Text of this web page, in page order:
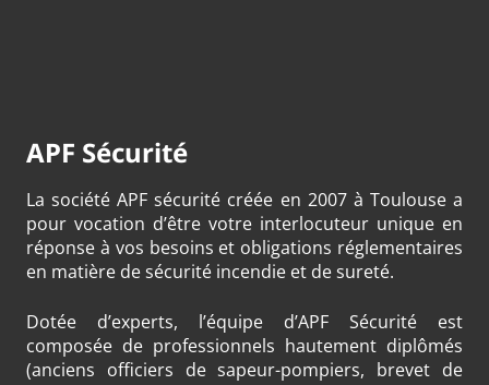
APF Sécurité
La société APF sécurité créée en 2007 à Toulouse a
pour vocation d’être votre interlocuteur unique en
réponse à vos besoins et obligations réglementaires
en matière de sécurité incendie et de sureté.
Dotée d’experts, l’équipe d’APF Sécurité est
composée de professionnels hautement diplômés
(anciens officiers de sapeur-pompiers, brevet de